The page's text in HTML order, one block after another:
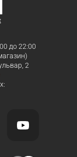
до 22:00
2